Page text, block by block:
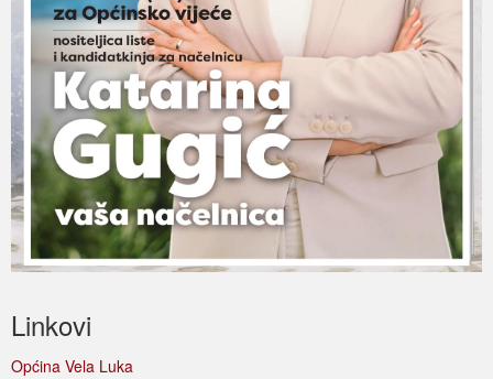
Linkovi
Općina Vela Luka